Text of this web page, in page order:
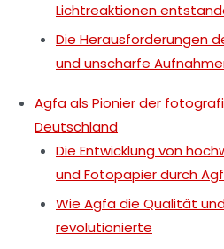
Lichtreaktionen
Die Herausforderungen
und unscharfe
Agfa als Pionier der
Deutschland
Die Entwicklung von
und Fotopapier durch
Wie Agfa die Qualität
revolutionierte